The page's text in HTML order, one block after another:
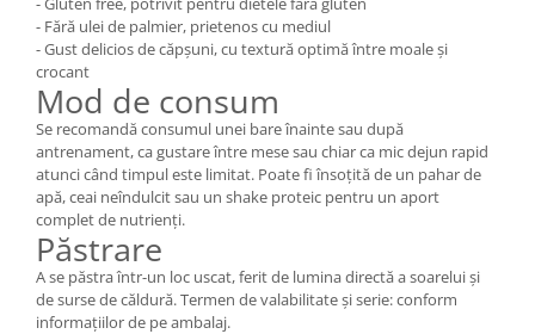
- Fără ulei de palmier, prietenos cu mediul
- Gust delicios de căpșuni, cu textură optimă între moale și
crocant
Mod de consum
Se recomandă consumul unei bare înainte sau după
antrenament, ca gustare între mese sau chiar ca mic dejun rapid
atunci când timpul este limitat. Poate fi însoțită de un pahar de
apă, ceai neîndulcit sau un shake proteic pentru un aport
complet de nutrienți.
Păstrare
A se păstra într-un loc uscat, ferit de lumina directă a soarelui și
de surse de căldură. Termen de valabilitate și serie: conform
informațiilor de pe ambalaj.